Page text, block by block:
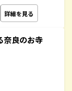
詳細を見る
良のお寺